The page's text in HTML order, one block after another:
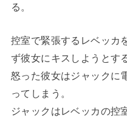
る。
控室で緊張するレベッカ
ず彼女にキスしようとす
怒った彼女はジャックに
ってしまう。
ジャックはレベッカの控